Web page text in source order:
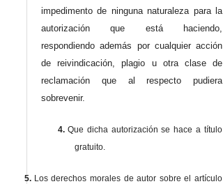
impedimento de ninguna naturaleza para la
autorización que está haciendo,
respondiendo además por cualquier acción
de reivindicación, plagio u otra clase de
reclamación que al respecto pudiera
sobrevenir.
4. Que dicha autorización se hace a título
gratuito.
5. Los derechos morales de autor sobre el artículo